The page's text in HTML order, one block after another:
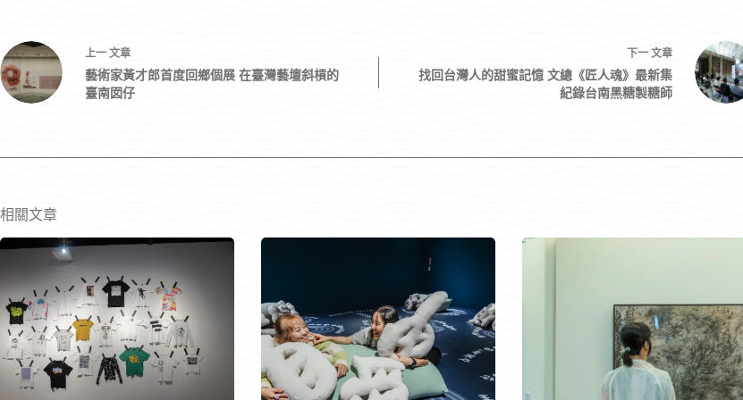
上一 文章
藝術家黃才郎首度回鄉個展 在臺灣藝壇斜槓的
臺南囡仔
下一 文章
找回台灣人的甜蜜記憶 文總《匠人魂》最新集
紀錄台南黑糖製糖師
相關文章